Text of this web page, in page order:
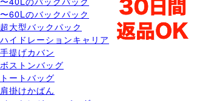
〜60Lのバックパック
超大型バックパック
ハイドレーションキャリア
手提げカバン
ボストンバッグ
トートバッグ
肩掛けかばん